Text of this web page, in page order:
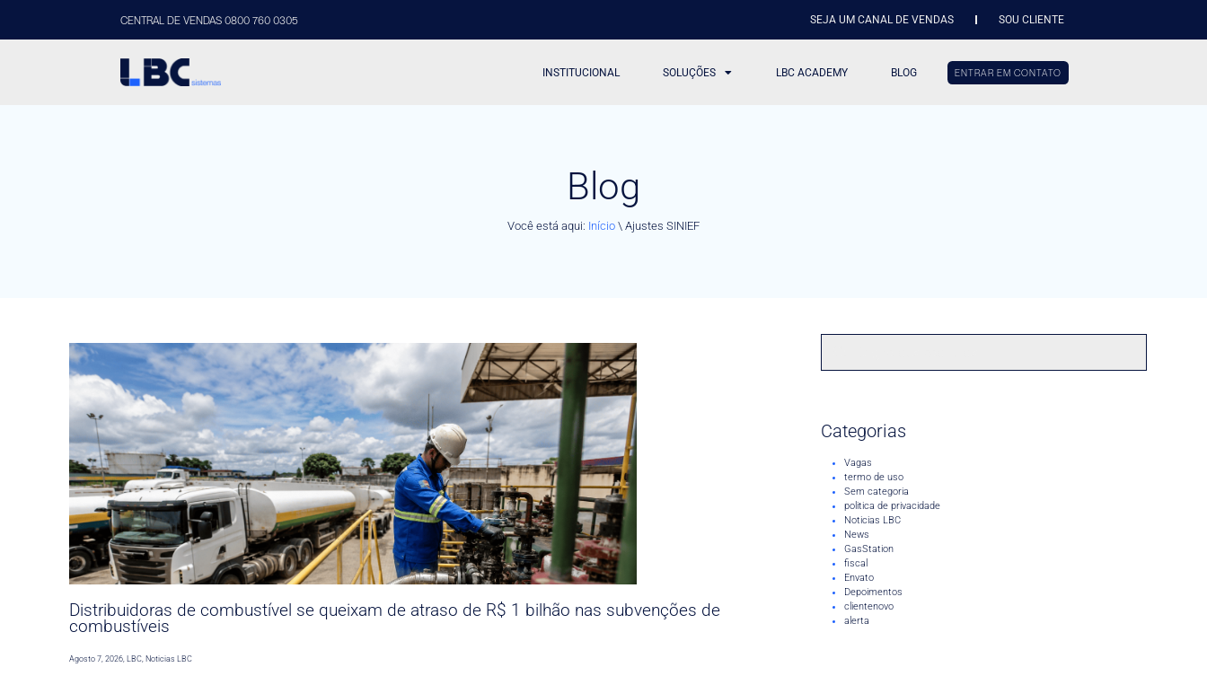
CENTRAL DE VENDAS 0800 760 0305 SEJA UM CANAL DE VENDAS SOU CLIENTE
INSTITUCIONAL SOLUÇÕES LBC ACADEMY BLOG ENTRAR EM CONTATO
Blog
Você está aqui: Início \ Ajustes SINIEF
Distribuidoras de combustível se queixam de atraso de R$ 1 bilhão nas subvenções de
combustíveis
Agosto 7, 2026,LBC,Noticias LBC
Categorias
Vagas
termo de uso
Sem categoria
politica de privacidade
Noticias LBC
News
GasStation
fiscal
Envato
Depoimentos
clientenovo
alerta